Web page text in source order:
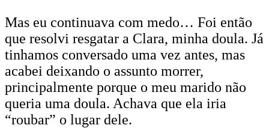
Mas eu continuava com medo… Foi então
que resolvi resgatar a Clara, minha doula. Já
tinhamos conversado uma vez antes, mas
acabei deixando o assunto morrer,
principalmente porque o meu marido não
queria uma doula. Achava que ela iria
“roubar” o lugar dele.